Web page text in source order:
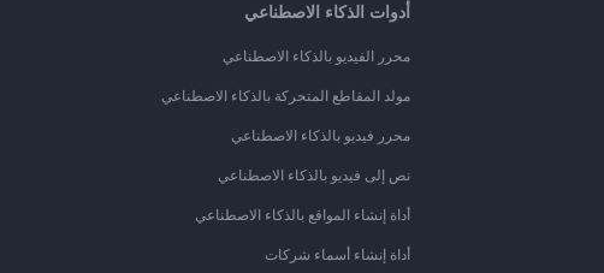
أدوات الذكاء الاصطناعي
محرر الفيديو بالذكاء الاصطناعي
مولد المقاطع المتحركة بالذكاء الاصطناعي
محرر فيديو بالذكاء الاصطناعي
نص إلى فيديو بالذكاء الاصطناعي
أداة إنشاء المواقع بالذكاء الاصطناعي
أداة إنشاء أسماء شركات